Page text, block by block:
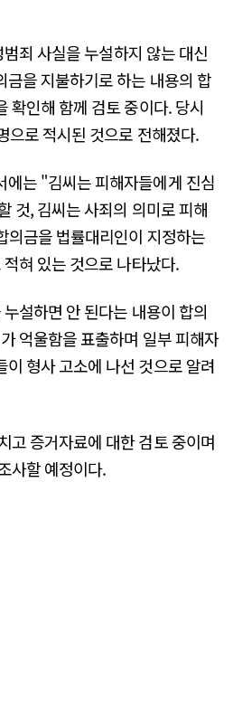
죄 사실을 누설하지 않는 대신
금을 지불하기로 하는 내용의 합
확인해 함께 검토 중이다. 당시
으로 적시된 것으로 전해졌다.
에는 "김씨는 피해자들에게 진심
것, 김씨는 사죄의 의미로 피해
의금을 법률대리인이 지정하는
혀 있는 것으로 나타났다.
설하면 안 된다는 내용이 합의
억울함을 표출하며 일부 피해자
이 형사 고소에 나선 것으로 알려
고 증거자료에 대한 검토 중이며
사할 예정이다.